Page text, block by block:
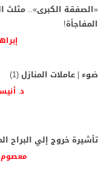
«الصفقة الكبرى»..
المفاجأة!
ضوء | عاملات المنازل (1)
د.
تأشيرة خروج إلي البراح